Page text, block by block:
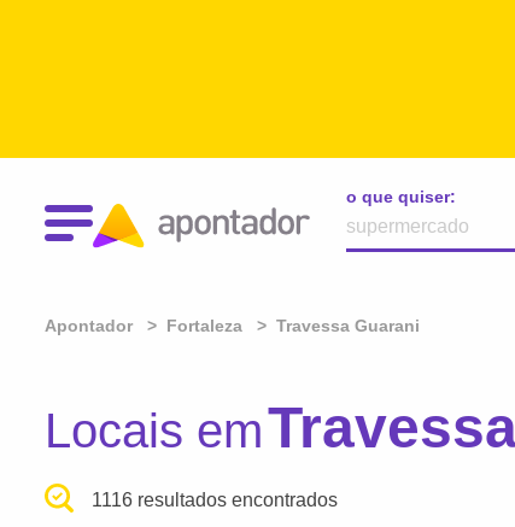
o que quiser:
Apontador Fortaleza Travessa Guarani
Locais em
1116 resultados encontrados